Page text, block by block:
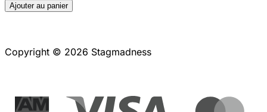
Ajouter au panier
Copyright © 2026 Stagmadness